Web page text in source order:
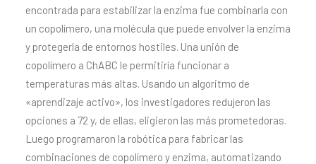
encontrada para estabilizar la enzima fue combinarla con
un copolímero, una molécula que puede envolver la enzima
y protegerla de entornos hostiles. Una unión de
copolímero a ChABC le permitiría funcionar a
temperaturas más altas. Usando un algoritmo de
«aprendizaje activo», los investigadores redujeron las
opciones a 72 y, de ellas, eligieron las más prometedoras.
Luego programaron la robótica para fabricar las
combinaciones de copolímero y enzima, automatizando